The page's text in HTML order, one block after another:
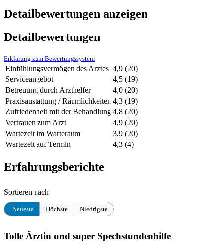
Detailbewertungen anzeigen
Detailbewertungen
Erklärung zum Bewertungssystem
Einfühlungsvermögen des Arztes 4,9 (20)
Serviceangebot
4,5 (19)
Betreuung durch Arzthelfer
4,0 (20)
Praxisaustattung / Räumlichkeiten 4,3 (19)
Zufriedenheit mit der Behandlung 4,8 (20)
Vertrauen zum Arzt
4,9 (20)
Wartezeit im Warteraum
3,9 (20)
Wartezeit auf Termin
4,3 (4)
Erfahrungsberichte
Sortieren nach
Neueste Höchste Niedrigste
Tolle Ärztin und super Spechstundenhilfe